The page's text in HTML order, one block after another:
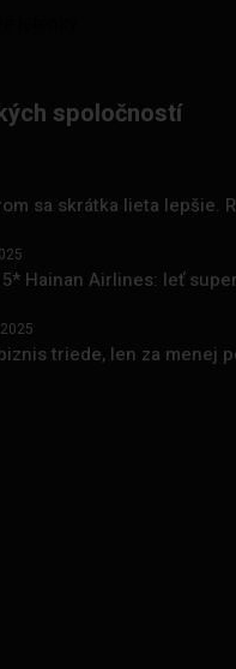
spoločností
sa skrátka lieta lepšie.
Hainan Airlines: leť
triede, len za menej